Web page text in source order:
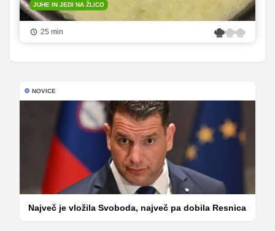
JUHE IN JEDI NA ŽLICO
25 min
NOVICE
Največ je vložila Svoboda, največ pa dobila Resnica